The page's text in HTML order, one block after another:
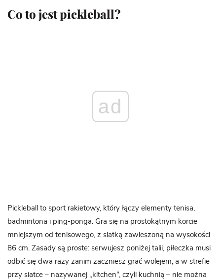
Co to jest pickleball?
ad
Pickleball to sport rakietowy, który łączy elementy tenisa,
badmintona i ping-ponga. Gra się na prostokątnym korcie
mniejszym od tenisowego, z siatką zawieszoną na wysokości
86 cm. Zasady są proste: serwujesz poniżej talii, piłeczka musi
odbić się dwa razy zanim zaczniesz grać wolejem, a w strefie
przy siatce – nazywanej „kitchen”, czyli kuchnią – nie można